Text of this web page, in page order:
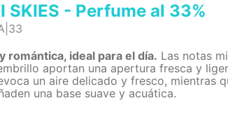
SKIES - Perfume al 33%
romántica, ideal para el día. Las notas
aportan una apertura fresca y
un aire delicado y fresco, mientras
una base suave y acuática.